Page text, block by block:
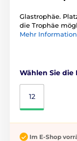
Glastrophäe.
die Trophäe
Mehr
Wählen Sie die
12
Im E-Shop